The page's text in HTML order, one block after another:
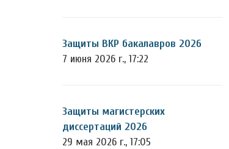
Защиты ВКР бакалавров 2026
7 июня 2026 г., 17:22
Защиты магистерских
диссертаций 2026
29 мая 2026 г., 17:05